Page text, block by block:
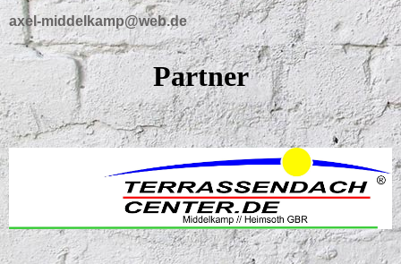
axel-middelkamp@web.de
Partner